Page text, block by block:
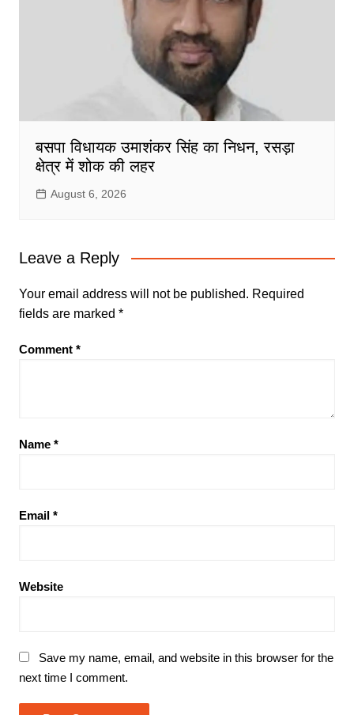
बसपा विधायक उमाशंकर सिंह का निधन, रसड़ा
क्षेत्र में शोक की लहर
August 6, 2026
Leave a Reply
Your email address will not be published. Required
fields are marked *
Comment *
Name *
Email *
Website
Save my name, email, and website in this browser for the
next time I comment.